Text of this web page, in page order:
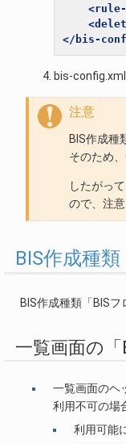
<rule-
</bis-
bis-
注意
BIS作成種
そのため
したがっ
ので、注意
BIS作成種
BIS作成種類「BIS
一覧画面の
一覧画面のヘ
利用不可の場
利用可能